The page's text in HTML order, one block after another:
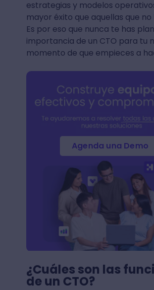
estrategias y modelos
mayor éxito que aquellas que no
Es por eso que nunca te has
importancia de un CTO para tu
momento de que empieces a
Agenda una Demo
¿Cuáles son las
de un CTO?